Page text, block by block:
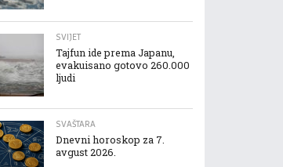
SVIJET
Tajfun ide prema Japanu,
evakuisano gotovo 260.000
ljudi
SVAŠTARA
Dnevni horoskop za 7.
avgust 2026.